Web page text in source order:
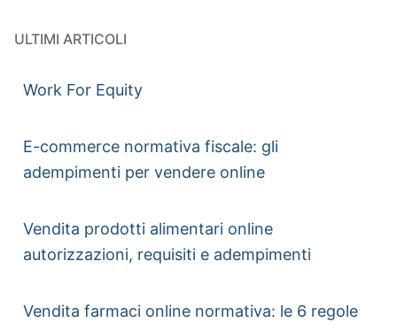
ULTIMI ARTICOLI
Work For Equity
E-commerce normativa fiscale: gli
adempimenti per vendere online
Vendita prodotti alimentari online
autorizzazioni, requisiti e adempimenti
Vendita farmaci online normativa: le 6 regole